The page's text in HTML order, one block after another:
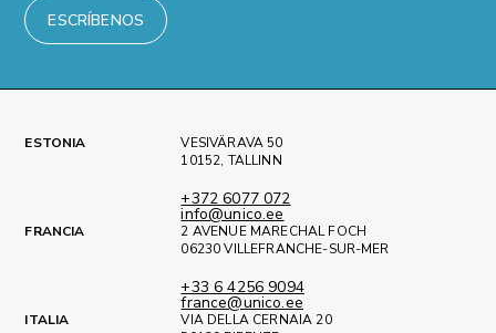
ESCRÍBENOS
ESTONIA
VESIVÄRAVA 50
10152, TALLINN
+372 6077 072
info@unico.ee
FRANCIA
2 AVENUE MARECHAL FOCH
06230 VILLEFRANCHE-SUR-MER
+33 6 4256 9094
france@unico.ee
ITALIA
VIA DELLA CERNAIA 20